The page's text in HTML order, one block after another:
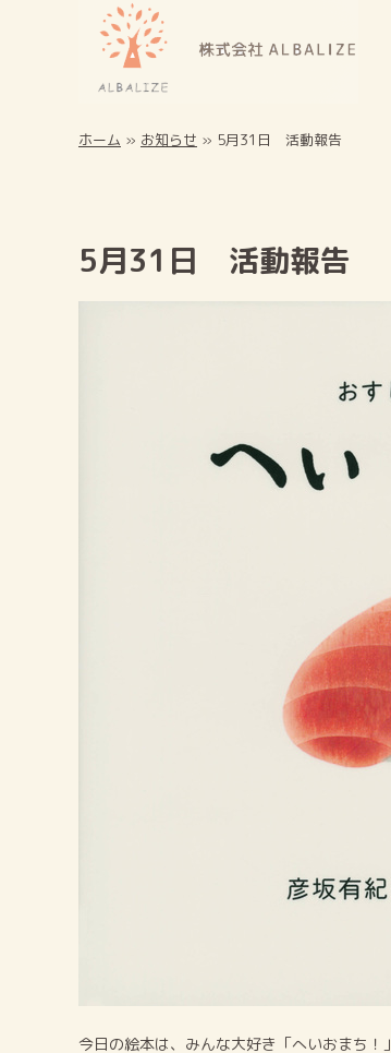
ホーム » お知らせ » 5月31日 活動報告
5月31日 活動報告
今日の絵本は、みんな大好き「へいおまち！」